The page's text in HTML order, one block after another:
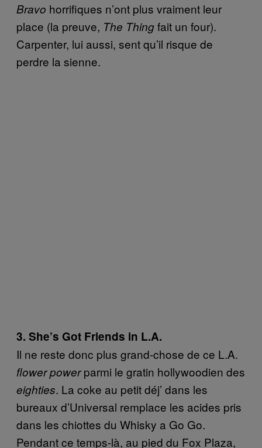
Bravo horrifiques n’ont plus vraiment leur
place (la preuve, The Thingfait un four).
Carpenter, lui aussi, sent qu’il risque de
perdre la sienne.
3. She’s Got Friends in L.A.
Il ne reste donc plus grand-chose de ce L.A.
flower powerparmi le gratin hollywoodien des
eighties. La coke au petit déj’ dans les
bureaux d’Universal remplace les acides pris
dans les chiottes du Whisky a Go Go.
Pendant ce temps-là, au pied du Fox Plaza,